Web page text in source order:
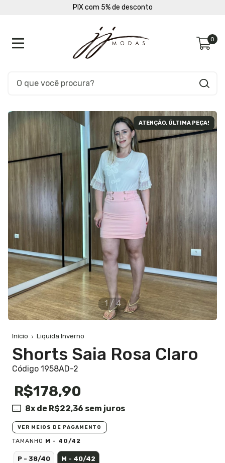
PIX com 5% de desconto
0
ATENÇÃO, ÚLTIMA PEÇA!
1 /4
Início Liquida Inverno
Shorts Saia Rosa Claro
Código 1958AD-2
R$178,90
8x de R$22,36 sem juros
VER MEIOS DE PAGAMENTO
TAMANHO M - 40/42
P - 38/40 M - 40/42